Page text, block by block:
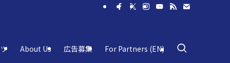
About Us 広告募集 For Partners (EN)